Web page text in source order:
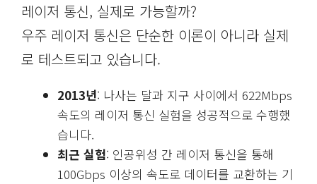
레이저 통신, 실제로 가능할까?
우주 레이저 통신은 단순한 이론이 아니라 실제
로 테스트되고 있습니다.
2013년: 나사는 달과 지구 사이에서 622Mbps
속도의 레이저 통신 실험을 성공적으로 수행했
습니다.
최근 실험: 인공위성 간 레이저 통신을 통해
100Gbps 이상의 속도로 데이터를 교환하는 기